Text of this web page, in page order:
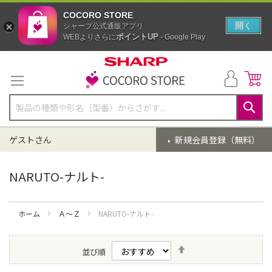
テ
ン
ツ
に
ス
キ
ッ
検
索
新規会員登録（無料）
ゲストさん
NARUTO-ナルト-
ホーム Ａ～Ｚ NARUTO-ナルト-
並び順
COCORO STORE
シャープ公式通販アプリ
WEBよりさらにポイントUP- Google Play
開く